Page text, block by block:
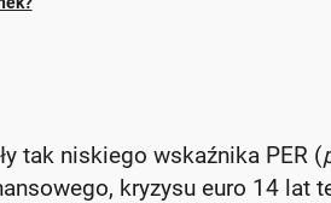
tak niskiego wskaźnika PER (
kryzysu euro 14 lat